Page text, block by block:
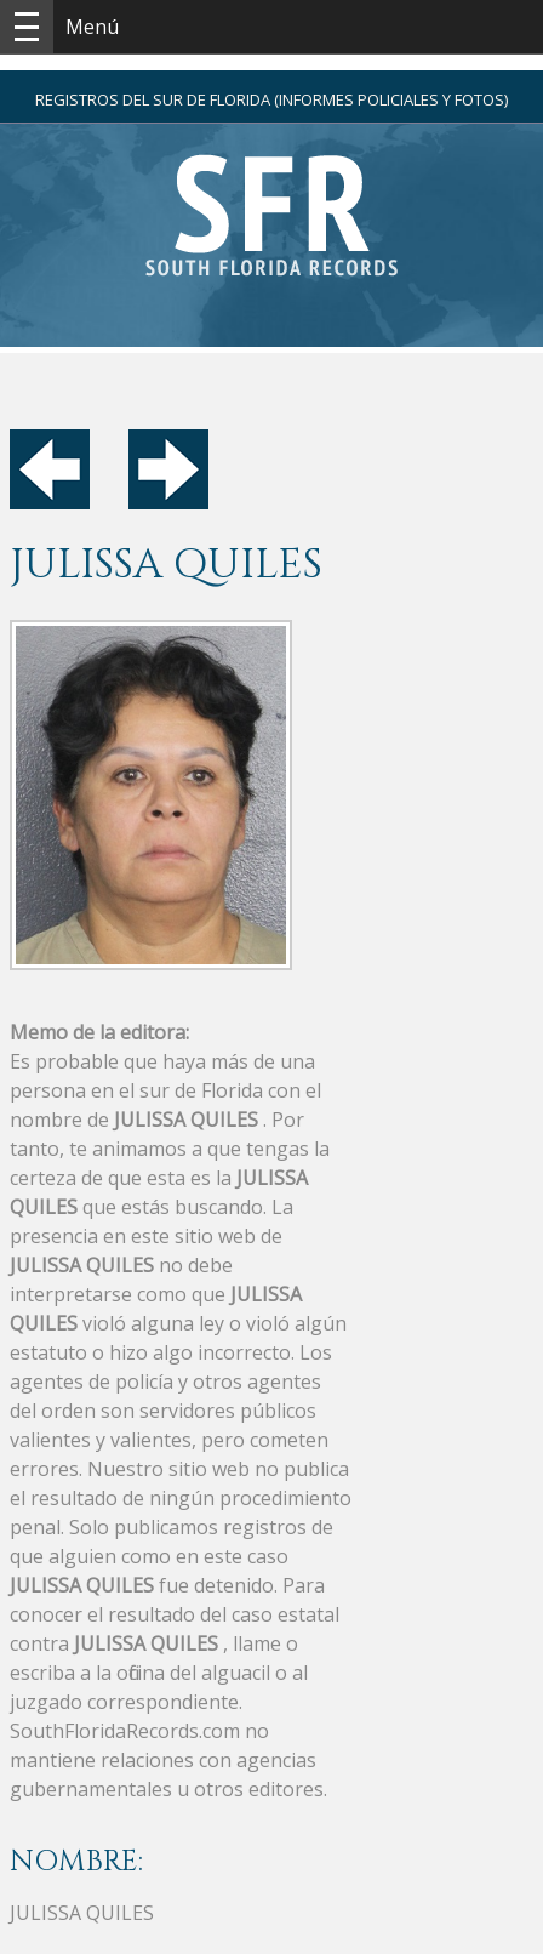
Menú
REGISTROS DEL SUR DE FLORIDA (INFORMES POLICIALES Y FOTOS)
JULISSA QUILES
Memo de la editora:
Es probable que haya más de una
persona en el sur de Florida con el
nombre de JULISSA QUILES . Por
tanto, te animamos a que tengas la
certeza de que esta es la JULISSA
QUILESque estás buscando. La
presencia en este sitio web de
JULISSA QUILES no debe
interpretarse como que JULISSA
QUILESvioló alguna ley o violó algún
estatuto o hizo algo incorrecto. Los
agentes de policía y otros agentes
del orden son servidores públicos
valientes y valientes, pero cometen
errores. Nuestro sitio web no publica
el resultado de ningún procedimiento
penal. Solo publicamos registros de
que alguien como en este caso
JULISSA QUILESfue detenido. Para
conocer el resultado del caso estatal
contra JULISSA QUILES , llame o
escriba a la oficina del alguacil o al
juzgado correspondiente.
SouthFloridaRecords.com no
mantiene relaciones con agencias
gubernamentales u otros editores.
NOMBRE:
JULISSA QUILES